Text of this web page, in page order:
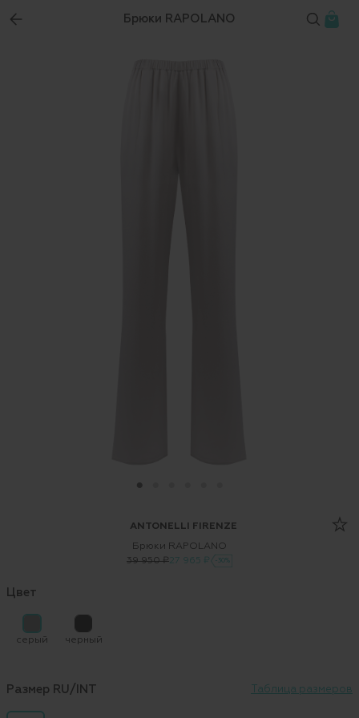
Брюки RAPOLANO
ANTONELLI FIRENZE
Брюки RAPOLANO
39 950 ₽27 965 ₽ -30%
Цвет
серый черный
Размер RU/INT Таблица размеров